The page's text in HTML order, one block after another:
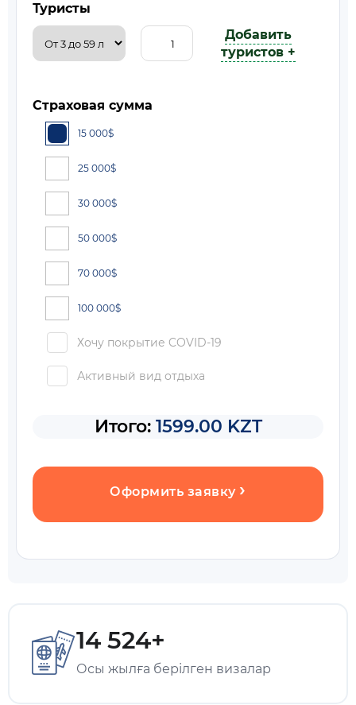
Туристы
Добавить
туристов +
Страховая сумма
15 000$
25 000$
30 000$
50 000$
70 000$
100 000$
Хочу покрытие COVID-19
Активный вид отдыха
Итого: 1599.00 KZT
Оформить заявку
14 524+
Осы жылға берілген визалар